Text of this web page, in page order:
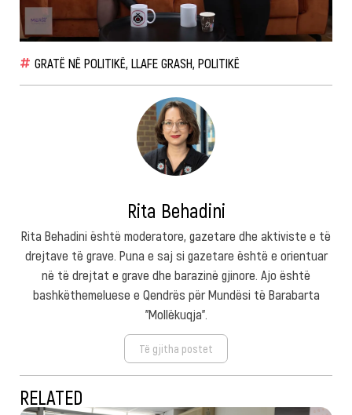
GRATË NË POLITIKË LLAFE GRASH POLITIKË
Rita Behadini
Rita Behadini është moderatore, gazetare dhe aktiviste e të
drejtave të grave. Puna e saj si gazetare është e orientuar
në të drejtat e grave dhe barazinë gjinore. Ajo është
bashkëthemeluese e Qendrës për Mundësi të Barabarta
"Mollëkuqja".
Të gjitha postet
RELATED